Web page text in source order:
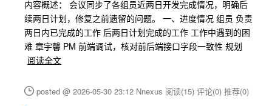
内容概述： 会议同步了各组员近两日开发完成情况，明确后
续两日计划，修复之前遗留的问题。 一、进度情况 组员 负责
两日内已完成的工作 后两日计划完成的工作 工作中遇到的困
难 章宇馨 PM 前端调试，核对前后端接口字段一致性 规划
阅读全文
posted @ 2026-05-30 23:12 Nnexus 阅读(15) 评论(0) 推荐(0)